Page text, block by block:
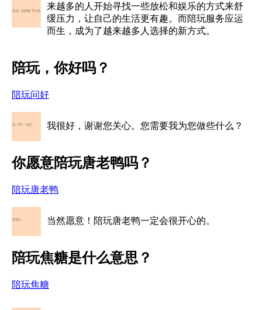
来越多的人开始寻找一些放松和娱乐的方式来舒
缓压力，让自己的生活更有趣。而陪玩服务应运
而生，成为了越来越多人选择的新方式。
陪玩，你好吗？
陪玩问好
我很好，谢谢您关心。您需要我为您做些什么？
你愿意陪玩唐老鸭吗？
陪玩唐老鸭
当然愿意！陪玩唐老鸭一定会很开心的。
陪玩焦糖是什么意思？
陪玩焦糖